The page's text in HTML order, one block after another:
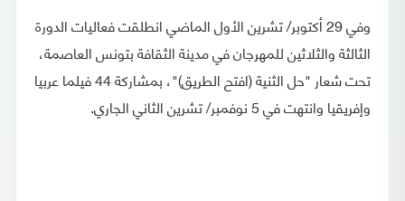
وفي 29 أكتوبر/ تشرين الأول الماضي انطلقت فعاليات الدورة
الثالثة والثلاثين للمهرجان في مدينة الثقافة بتونس العاصمة،
تحت شعار "حل الثنية (افتح الطريق)"، بمشاركة 44 فيلما عربيا
وإفريقيا وانتهت في 5 نوفمبر/ تشرين الثاني الجاري.